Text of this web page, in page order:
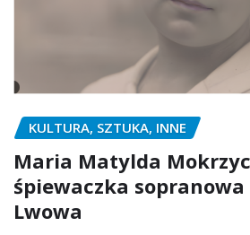
KULTURA, SZTUKA, INNE
Maria Matylda
śpiewaczka sopranowa
Lwowa